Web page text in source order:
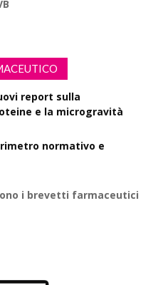
report sulla
e la microgravità
normativo e
i brevetti farmaceutici